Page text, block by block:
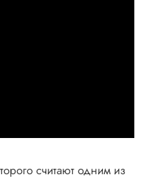
считают одним из